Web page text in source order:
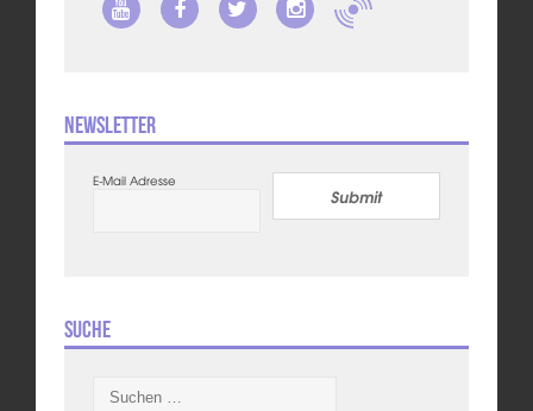
Newsletter
E-Mail Adresse
Submit
Suche
nach: